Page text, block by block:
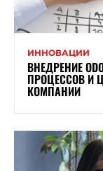
ИННОВАЦИИ
ВНЕДРЕНИЕ
ПРОЦЕССОВ И
КОМПАНИИ